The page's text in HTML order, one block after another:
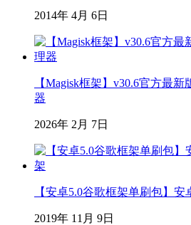
2014年 4月 6日
【Magisk框架】v30.6官方最
器
2026年 2月 7日
【安卓5.0谷歌框架单刷包】
2019年 11月 9日